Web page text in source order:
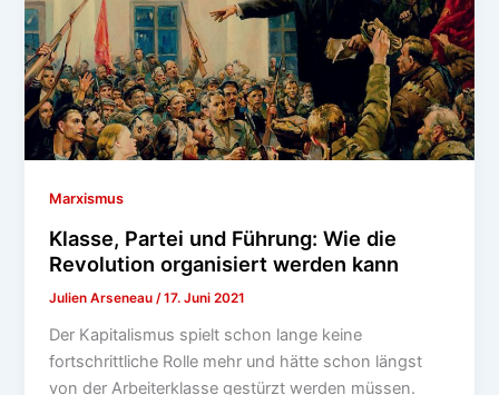
Marxismus
Klasse, Partei und Führung: Wie die
Revolution organisiert werden kann
Julien Arseneau/17. Juni 2021
Der Kapitalismus spielt schon lange keine
fortschrittliche Rolle mehr und hätte schon längst
von der Arbeiterklasse gestürzt werden müssen.